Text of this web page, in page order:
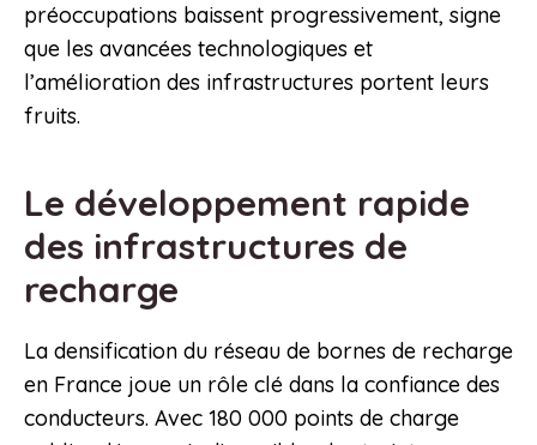
préoccupations baissent progressivement, signe
que les avancées technologiques et
l’amélioration des infrastructures portent leurs
fruits.
Le développement rapide
des infrastructures de
recharge
La densification du réseau de bornes de recharge
en France joue un rôle clé dans la confiance des
conducteurs. Avec 180 000 points de charge